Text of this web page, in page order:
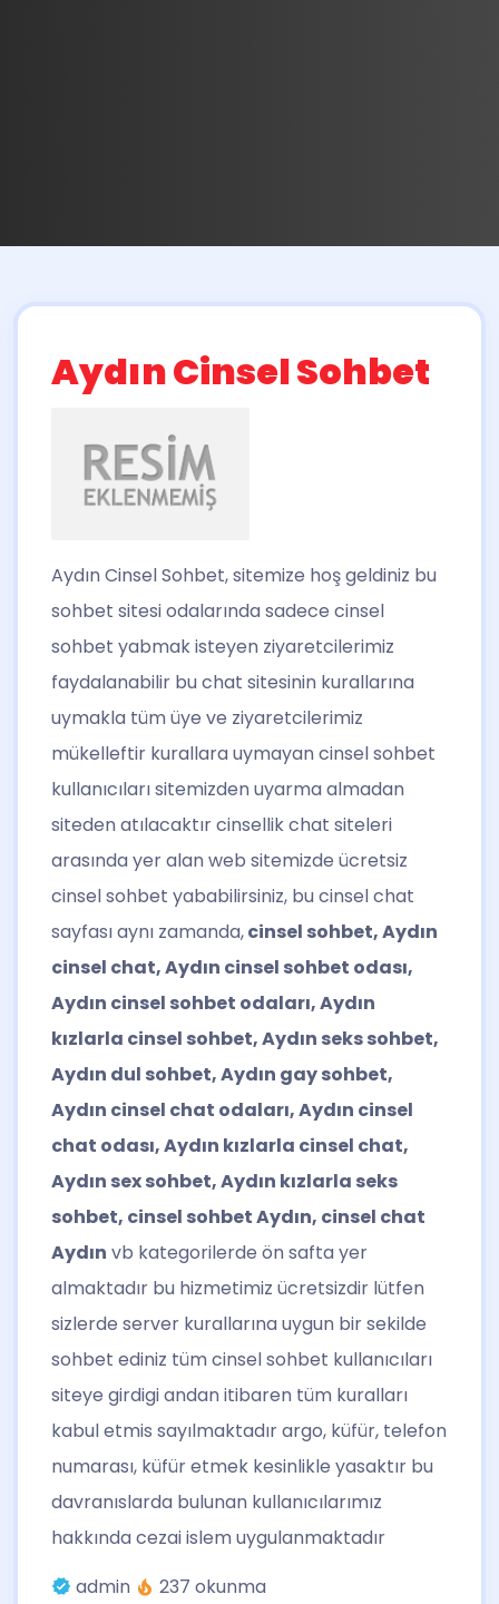
Aydın Cinsel Sohbet
Aydın Cinsel Sohbet, sitemize hoş geldiniz bu
sohbet sitesi odalarında sadece cinsel
sohbet yabmak isteyen ziyaretcilerimiz
faydalanabilir bu chat sitesinin kurallarına
uymakla tüm üye ve ziyaretcilerimiz
mükelleftir kurallara uymayan cinsel sohbet
kullanıcıları sitemizden uyarma almadan
siteden atılacaktır cinsellik chat siteleri
arasında yer alan web sitemizde ücretsiz
cinsel sohbet yababilirsiniz, bu cinsel chat
sayfası aynı zamanda,cinsel sohbet, Aydın
cinsel chat, Aydın cinsel sohbet odası,
Aydın cinsel sohbet odaları, Aydın
kızlarla cinsel sohbet, Aydın seks sohbet,
Aydın dul sohbet, Aydın gay sohbet,
Aydın cinsel chat odaları, Aydın cinsel
chat odası, Aydın kızlarla cinsel chat,
Aydın sex sohbet, Aydın kızlarla seks
sohbet, cinsel sohbet Aydın, cinsel chat
Aydın vb kategorilerde ön safta yer
almaktadır bu hizmetimiz ücretsizdir lütfen
sizlerde server kurallarına uygun bir sekilde
sohbet ediniz tüm cinsel sohbet kullanıcıları
siteye girdigi andan itibaren tüm kuralları
kabul etmis sayılmaktadır argo, küfür, telefon
numarası, küfür etmek kesinlikle yasaktır bu
davranıslarda bulunan kullanıcılarımız
hakkında cezai islem uygulanmaktadır
admin
237 okunma